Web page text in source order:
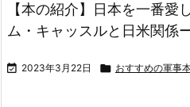
【本の紹介】日本を一番愛
ム・キャッスルと日米関
 2023年3月22日  おすすめの軍事